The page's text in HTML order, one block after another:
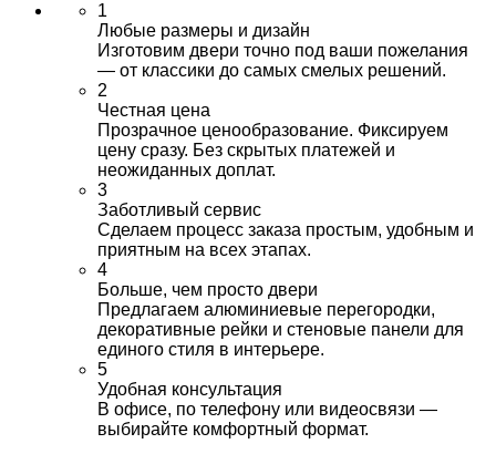
1
Любые размеры и дизайн
Изготовим двери точно под ваши пожелания
— от классики до самых смелых решений.
2
Честная цена
Прозрачное ценообразование. Фиксируем
цену сразу. Без скрытых платежей и
неожиданных доплат.
3
Заботливый сервис
Сделаем процесс заказа простым, удобным и
приятным на всех этапах.
4
Больше, чем просто двери
Предлагаем алюминиевые перегородки,
декоративные рейки и стеновые панели для
единого стиля в интерьере.
5
Удобная консультация
В офисе, по телефону или видеосвязи —
выбирайте комфортный формат.